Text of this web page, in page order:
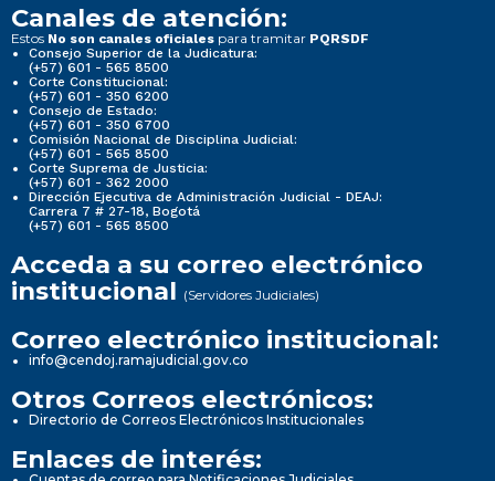
Canales de atención:
Estos No son canales oficiales para tramitar PQRSDF
Consejo Superior de la Judicatura:
(+57) 601 - 565 8500
Corte Constitucional:
(+57) 601 - 350 6200
Consejo de Estado:
(+57) 601 - 350 6700
Comisión Nacional de Disciplina Judicial:
(+57) 601 - 565 8500
Corte Suprema de Justicia:
(+57) 601 - 362 2000
Dirección Ejecutiva de Administración Judicial - DEAJ:
Carrera 7 # 27-18, Bogotá
(+57) 601 - 565 8500
Acceda a su correo electrónico
institucional (Servidores Judiciales)
Correo electrónico institucional:
info@cendoj.ramajudicial.gov.co
Otros Correos electrónicos:
Directorio de Correos Electrónicos Institucionales
Enlaces de interés: